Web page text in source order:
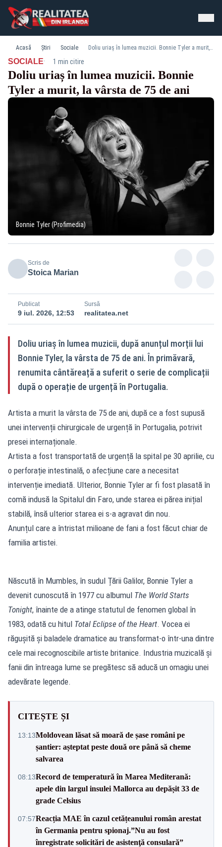
Acasă Știri Sociale Doliu uriaș în lumea muzicii. Bonnie Tyler a murit, la vârsta de 75 de ani
SOCIALE· 1 min citire
Doliu uriaș în lumea muzicii. Bonnie
Tyler a murit, la vârsta de 75 de ani
Bonnie Tyler (Profimedia)
Scris de
Stoica Marian
Publicat
9 iul. 2026, 12:53
Sursă
realitatea.net
Doliu uriaș în lumea muzicii, după anunțul morții lui
Bonnie Tyler, la vârsta de 75 de ani. În primăvară,
renumita cântăreață a suferit o serie de complicații
după o operație de urgență în Portugalia.
Artista a murit la vârsta de 75 de ani, după ce a fost supusă
unei intervenții chirurgicale de urgență în Portugalia, potrivit
presei internaționale.
Artista a fost transportată de urgență la spital pe 30 aprilie, cu
o perforație intestinală, o afecțiune care a necesitat
intervenție imediată. Ulterior, Bonnie Tyler ar fi fost plasată în
comă indusă la Spitalul din Faro, unde starea ei părea inițial
stabilă, însă ulterior starea ei s-a agravat din nou.
Anunțul care a întristat milioane de fani a fost făcut chiar de
familia artistei.
Născută în Mumbles, în sudul Țării Galilor, Bonnie Tyler a
devenit cunoscută în 1977 cu albumul The World Starts
Tonight, înainte de a atinge statutul de fenomen global în
1983, odată cu hitul Total Eclipse of the Heart. Vocea ei
răgușită și baladele dramatice au transformat-o într-una dintre
cele mai recognoscibile artiste britanice. Industria muzicală și
fanii din întreaga lume se pregătesc să aducă un omagiu unei
adevărate legende.
CITEȘTE ȘI
13:13Moldovean lăsat să moară de șase români pe
șantier: așteptat peste două ore până să cheme
salvarea
08:13Record de temperatură în Marea Mediterană:
apele din largul insulei Mallorca au depășit 33 de
grade Celsius
07:57Reacția MAE în cazul cetățeanului român arestat
în Germania pentru spionaj.”Nu au fost
înregistrate solicitări de asistenţă consulară”